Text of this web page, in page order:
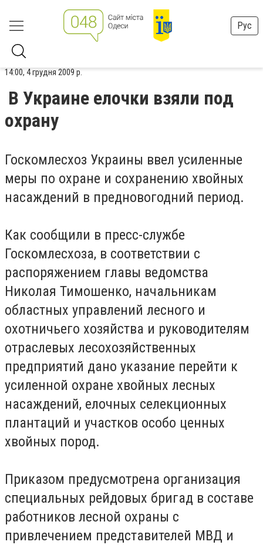
Рус
14:00, 4 грудня 2009 р.
В Украине елочки взяли под
охрану
Госкомлесхоз Украины ввел усиленные
меры по охране и сохранению хвойных
насаждений в предновогодний период.
Как сообщили в пресс-службе
Госкомлесхоза, в соответствии с
распоряжением главы ведомства
Николая Тимошенко, начальникам
областных управлений лесного и
охотничьего хозяйства и руководителям
отраслевых лесохозяйственных
предприятий дано указание перейти к
усиленной охране хвойных лесных
насаждений, елочных селекционных
плантаций и участков особо ценных
хвойных пород.
Приказом предусмотрена организация
специальных рейдовых бригад в составе
работников лесной охраны с
привлечением представителей МВД и